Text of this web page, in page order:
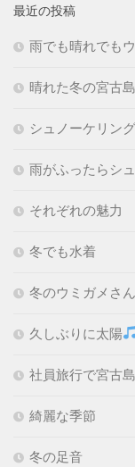
最近の投稿
雨でも晴れでも
晴れた冬の宮古島
シュノーケリン
雨がふったらシ
それぞれの魅力
冬でも水着
冬のウミガメさ
久しぶりに太陽
社員旅行で宮古
綺麗な季節
冬の足音